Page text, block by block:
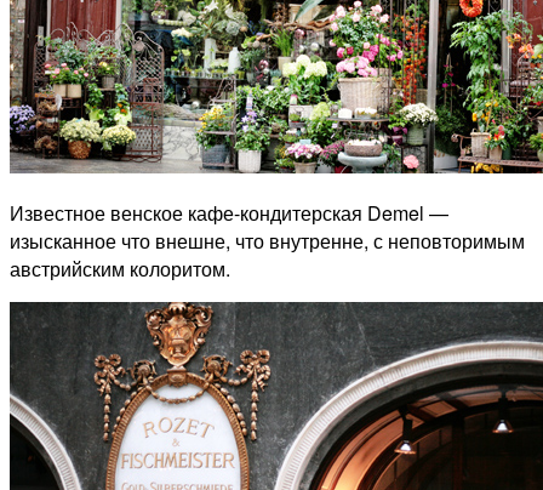
Известное венское кафе-кондитерская Demel —
изысканное что внешне, что внутренне, с неповторимым
австрийским колоритом.